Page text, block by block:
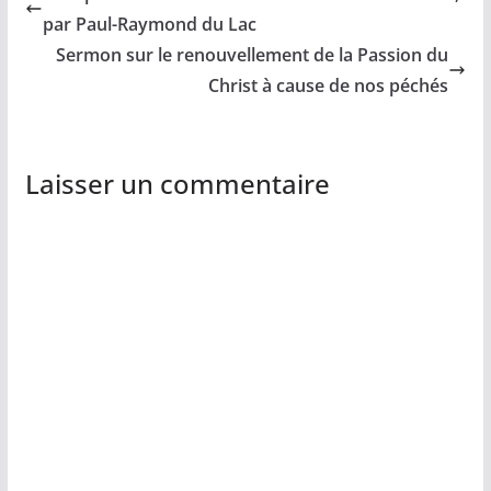
par Paul-Raymond du Lac
Sermon sur le renouvellement de la Passion du
Christ à cause de nos péchés
Laisser un commentaire